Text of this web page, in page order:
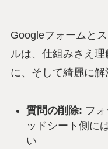
Googleフォームと
ルは、仕組みさえ
に、そして綺麗に解
質問の削除: フ
ッドシート側に
い